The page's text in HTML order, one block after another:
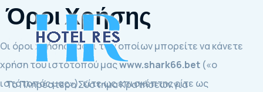
Το Πληρέστερο Σύστημα Κρατήσεων για
Όροι Χρήσης
Οι όροι χρήσης βάσει των οποίων μπορείτε να κάνετε
χρήση του ιστότοπού μαςwww.shark66.bet («ο
ιστότοπός μας»), είτε ως επισκέπτης είτε ως